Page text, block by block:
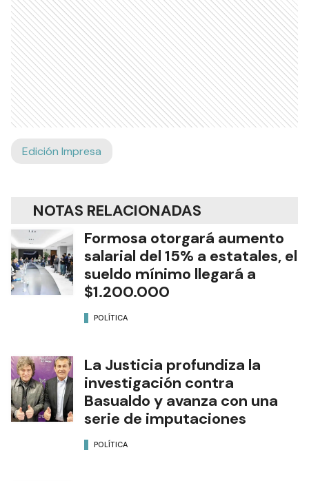
Edición Impresa
NOTAS RELACIONADAS
Formosa otorgará aumento
salarial del 15% a estatales, el
sueldo mínimo llegará a
$1.200.000
POLÍTICA
La Justicia profundiza la
investigación contra
Basualdo y avanza con una
serie de imputaciones
POLÍTICA